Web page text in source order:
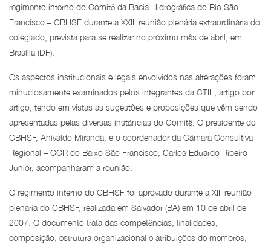
regimento interno do Comitê da Bacia Hidrográfica do Rio São
Francisco – CBHSF durante a XXIII reunião plenária extraordinária do
colegiado, prevista para se realizar no próximo mês de abril, em
Brasília (DF).
Os aspectos institucionais e legais envolvidos nas alterações foram
minuciosamente examinados pelos integrantes da CTIL, artigo por
artigo, tendo em vistas as sugestões e proposições que vêm sendo
apresentadas pelas diversas instâncias do Comitê. O presidente do
CBHSF, Anivaldo Miranda, e o coordenador da Câmara Consultiva
Regional – CCR do Baixo São Francisco, Carlos Eduardo Ribeiro
Junior, acompanharam a reunião.
O regimento interno do CBHSF foi aprovado durante a XIII reunião
plenária do CBHSF, realizada em Salvador (BA) em 10 de abril de
2007. O documento trata das competências; finalidades;
composição; estrutura organizacional e atribuições de membros,